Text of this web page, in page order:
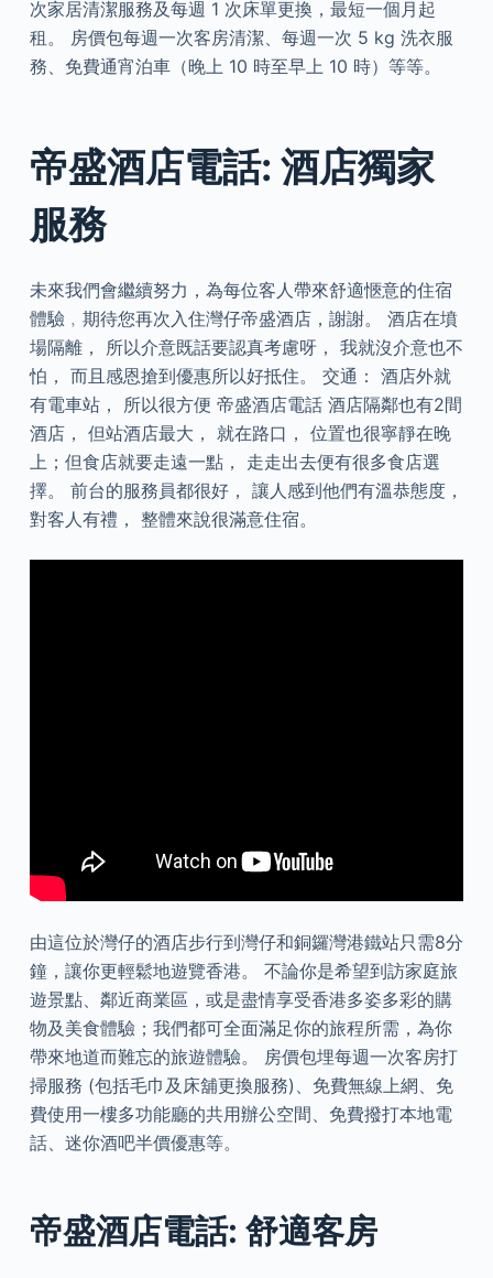
次家居清潔服務及每週 1 次床單更換，最短一個月起
租。 房價包每週一次客房清潔、每週一次 5 kg 洗衣服
務、免費通宵泊車（晚上 10 時至早上 10 時）等等。
帝盛酒店電話: 酒店獨家
服務
未來我們會繼續努力，為每位客人帶來舒適愜意的住宿
體驗﹐期待您再次入住灣仔帝盛酒店，謝謝。 酒店在墳
場隔離， 所以介意既話要認真考慮呀， 我就沒介意也不
怕️， 而且感恩搶到優惠所以好抵住。 交通： 酒店外就
有電車站， 所以很方便 帝盛酒店電話 酒店隔鄰也有2間
酒店， 但站酒店最大， 就在路口， 位置也很寧靜在晚
上；但食店就要走遠一點， 走走出去便有很多食店選
擇。 前台的服務員都很好， 讓人感到他們有溫恭態度，
對客人有禮️， 整體來說很滿意住宿。
由這位於灣仔的酒店步行到灣仔和銅鑼灣港鐵站只需8分
鐘，讓你更輕鬆地遊覽香港。 不論你是希望到訪家庭旅
遊景點、鄰近商業區，或是盡情享受香港多姿多彩的購
物及美食體驗；我們都可全面滿足你的旅程所需，為你
帶來地道而難忘的旅遊體驗。 房價包埋每週一次客房打
掃服務 (包括毛巾及床舖更換服務)、免費無線上網、免
費使用一樓多功能廳的共用辦公空間、免費撥打本地電
話、迷你酒吧半價優惠等。
帝盛酒店電話: 舒適客房